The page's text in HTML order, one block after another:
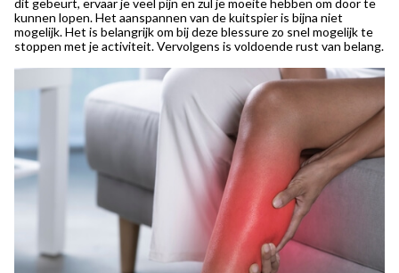
kunnen lopen. Het aanspannen van de kuitspier is bijna niet
mogelijk. Het is belangrijk om bij deze blessure zo snel mogelijk te
stoppen met je activiteit. Vervolgens is voldoende rust van belang.